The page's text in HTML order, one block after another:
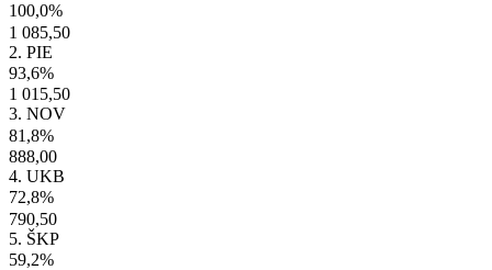
100,0%
1 085,50
2. PIE
93,6%
1 015,50
3. NOV
81,8%
888,00
4. UKB
72,8%
790,50
5. ŠKP
59,2%